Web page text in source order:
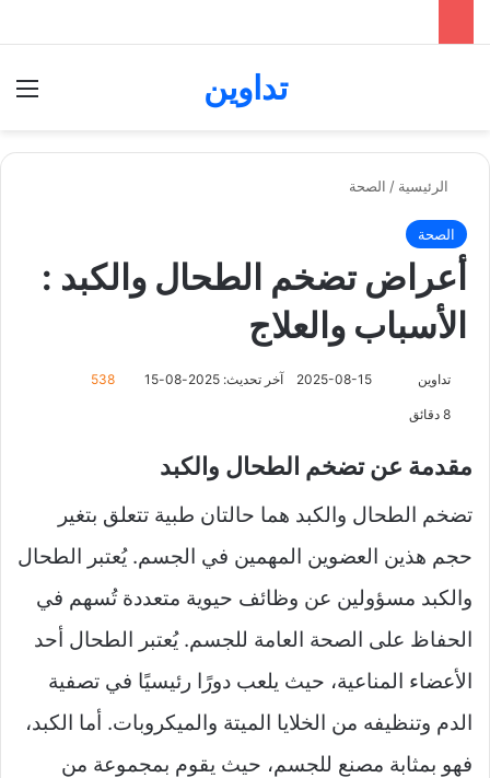
تداوين
الرئيسية / الصحة
الصحة
أعراض تضخم الطحال والكبد :
الأسباب والعلاج
تداوين
ع
ل
X
2025-08-15 آخر تحديث: 2025-08-15 538
مقدمة عن تضخم الطحال والكبد
تضخم الطحال والكبد هما حالتان طبية تتعلق بتغير
حجم هذين العضوين المهمين في الجسم. يُعتبر الطحال
والكبد مسؤولين عن وظائف حيوية متعددة تُسهم في
الحفاظ على الصحة العامة للجسم. يُعتبر الطحال أحد
الأعضاء المناعية، حيث يلعب دورًا رئيسيًا في تصفية
الدم وتنظيفه من الخلايا الميتة والميكروبات. أما الكبد،
فهو بمثابة مصنع للجسم، حيث يقوم بمجموعة من